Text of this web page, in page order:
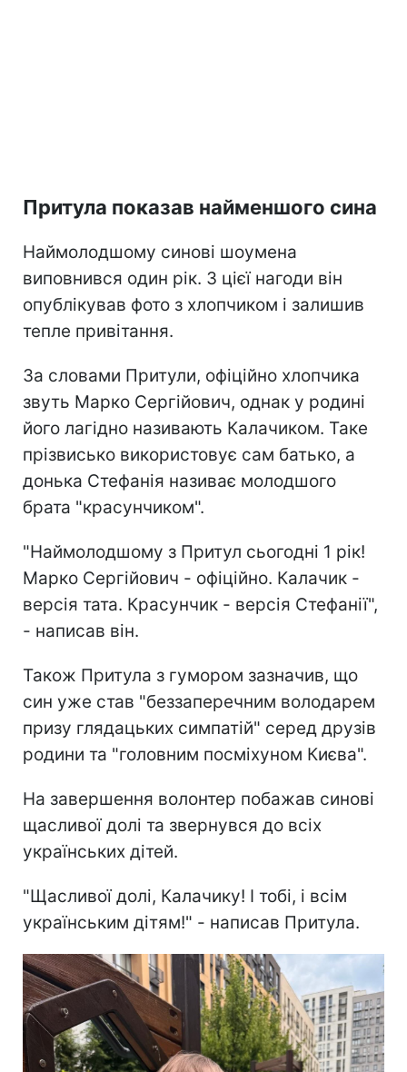
Притула показав найменшого сина
Наймолодшому синові шоумена
виповнився один рік. З цієї нагоди він
опублікував фото з хлопчиком і залишив
тепле привітання.
За словами Притули, офіційно хлопчика
звуть Марко Сергійович, однак у родині
його лагідно називають Калачиком. Таке
прізвисько використовує сам батько, а
донька Стефанія називає молодшого
брата "красунчиком".
"Наймолодшому з Притул сьогодні 1 рік!
Марко Сергійович - офіційно. Калачик -
версія тата. Красунчик - версія Стефанії",
- написав він.
Також Притула з гумором зазначив, що
син уже став "беззаперечним володарем
призу глядацьких симпатій" серед друзів
родини та "головним посміхуном Києва".
На завершення волонтер побажав синові
щасливої долі та звернувся до всіх
українських дітей.
"Щасливої долі, Калачику! І тобі, і всім
українським дітям!" - написав Притула.